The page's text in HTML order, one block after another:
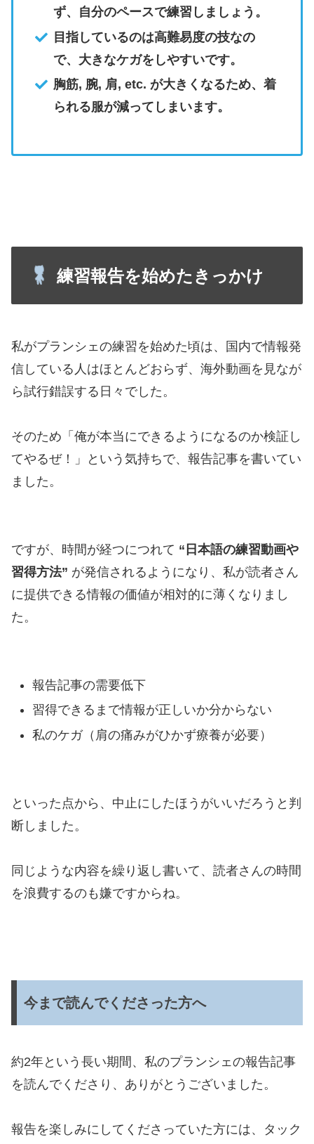
ず、自分のペースで練習しましょう。
目指しているのは高難易度の技なの
で、大きなケガをしやすいです。
胸筋, 腕, 肩, etc. が大きくなるため、着
られる服が減ってしまいます。
練習報告を始めたきっかけ
私がプランシェの練習を始めた頃は、国内で情報発
信している人はほとんどおらず、海外動画を見なが
ら試行錯誤する日々でした。
そのため「俺が本当にできるようになるのか検証し
てやるぜ！」という気持ちで、報告記事を書いてい
ました。
ですが、時間が経つにつれて “日本語の練習動画や
習得方法” が発信されるようになり、私が読者さん
に提供できる情報の価値が相対的に薄くなりまし
た。
報告記事の需要低下
習得できるまで情報が正しいか分からない
私のケガ（肩の痛みがひかず療養が必要）
といった点から、中止にしたほうがいいだろうと判
断しました。
同じような内容を繰り返し書いて、読者さんの時間
を浪費するのも嫌ですからね。
今まで読んでくださった方へ
約2年という長い期間、私のプランシェの報告記事
を読んでくださり、ありがとうございました。
報告を楽しみにしてくださっていた方には、タック